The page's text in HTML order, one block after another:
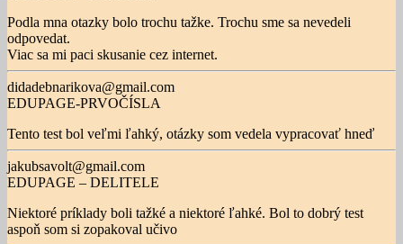
Podla mna otazky bolo trochu tažke. Trochu sme sa nevedeli
odpovedat.
Viac sa mi paci skusanie cez internet.
didadebnarikova@gmail.com
EDUPAGE-PRVOČÍSLA
Tento test bol veľmi ľahký, otázky som vedela vypracovať hneď
jakubsavolt@gmail.com
EDUPAGE – DELITELE
Niektoré príklady boli tažké a niektoré ľahké. Bol to dobrý test
aspoň som si zopakoval učivo